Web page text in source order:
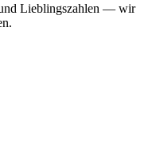
Lieblingszahlen — wir